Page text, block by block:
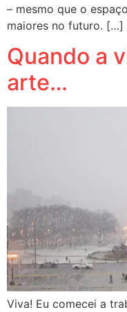
– mesmo que o
maiores no futuro. […]
Quando a
arte…
Viva! Eu comecei a